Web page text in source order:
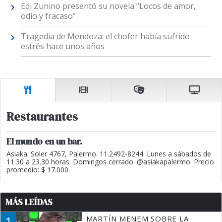
Edi Zunino presentó su novela “Locos de amor,
odio y fracaso”
Tragedia de Mendoza: el chofer había sufrido
estrés hace unos años
Restaurantes
El mundo en un bar.
Asiaka. Soler 4767, Palermo. 11.2492-8244. Lunes a sábados de
11.30 a 23.30 horas. Domingos cerrado. @asiakapalermo. Precio
promedio: $ 17.000.
MÁS LEÍDAS
MARTÍN MENEM SOBRE LA